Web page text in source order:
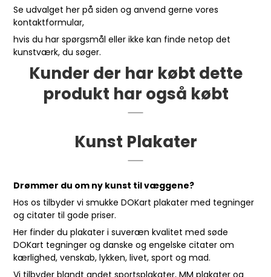
Se udvalget her på siden og anvend gerne vores
kontaktformular,
hvis du har spørgsmål eller ikke kan finde netop det
kunstværk, du søger.
Kunder der har købt dette
produkt har også købt
Kunst Plakater
Drømmer du om ny kunst til væggene?
Hos os tilbyder vi smukke DOKart plakater med tegninger
og citater til gode priser.
Her finder du plakater i suveræn kvalitet med søde
DOKart tegninger og danske og engelske citater om
kærlighed, venskab, lykken, livet, sport og mad.